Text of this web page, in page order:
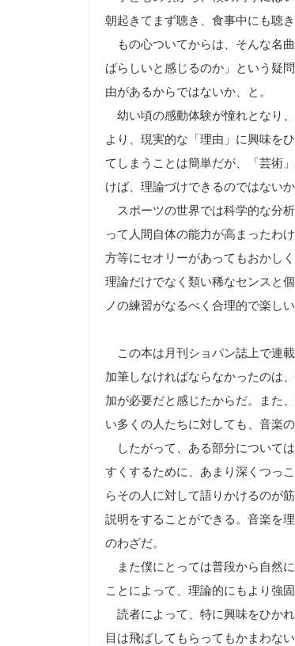
朝起きてまず聴き、食事中にも聴
もの心ついてからは、そんな名
ばらしいと感じるのか」という疑
由があるからではないか、と。
幼い頃の感動体験が憧れとなり
より、現実的な「理由」に興味を
てしまうことは簡単だが、「芸術
けば、理論づけできるのではないか
スポーツの世界では科学的な分
って人間自体の能力が高まったわ
方等にセオリーがあってもおかし
理論だけでなく類い稀なセンスと
ノの練習がなるべく合理的で楽し
この本は月刊ショパン誌上で連
加筆しなければならなかったのは
加が必要だと感じたからだ。また
い多くの人たちに対しても、音楽
したがって、ある部分について
すくするために、あまり深くつっ
らその人に対して語りかけるのが
説明をすることができる。音楽を
のわざだ。
また僕にとっては普段から自然
ことによって、理論的にもより強
読者によって、特に興味をひか
目は飛ばしてもらってもかまわない